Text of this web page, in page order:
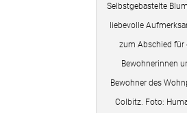
Selbstgebastelte
liebevolle
zum Abschied für
Bewohnerinnen
Bewohner des
Colbitz. Foto: